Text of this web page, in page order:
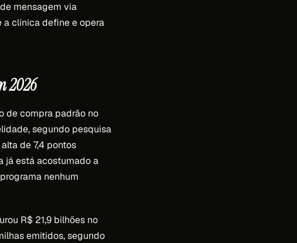
mensagem via
a clínica define e opera
2026
de compra padrão no
segundo pesquisa
de 7,4 pontos
já está acostumado a
nenhum
R$ 21,9 bilhões no
emitidos, segundo